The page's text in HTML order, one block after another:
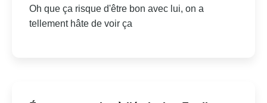
Oh que ça risque d'être bon avec lui, on a
tellement hâte de voir ça